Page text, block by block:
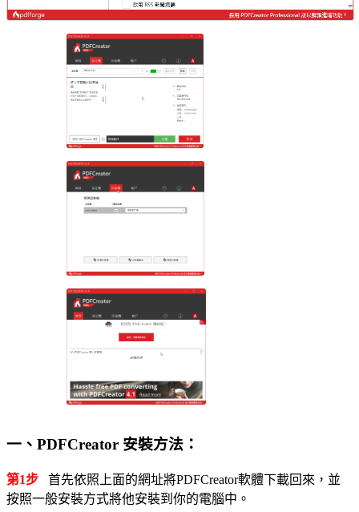
一、PDFCreator 安裝方法：
第1步 首先依照上面的網址將PDFCreator軟體下載回來，並
按照一般安裝方式將他安裝到你的電腦中。